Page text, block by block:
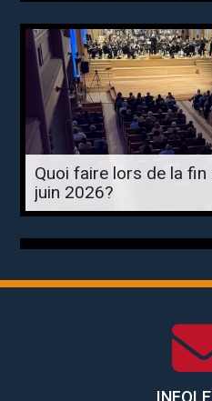
Quoi faire lors de la
juin 2026?